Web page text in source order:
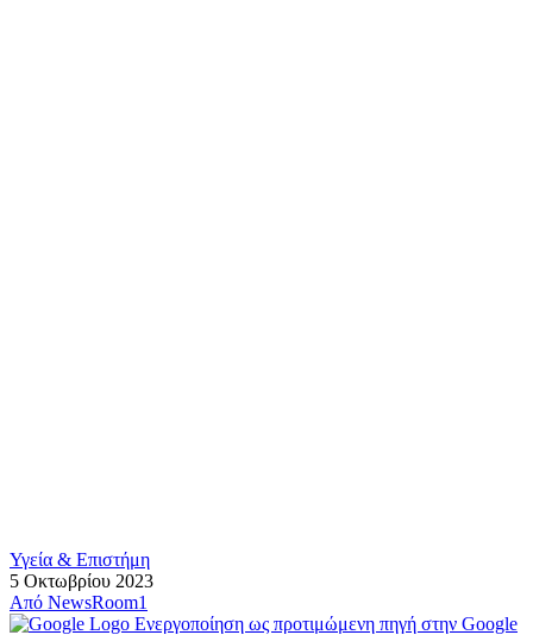
Υγεία & Επιστήμη
5 Οκτωβρίου 2023
Από NewsRoom1
Ενεργοποίηση ως προτιμώμενη πηγή στην Google